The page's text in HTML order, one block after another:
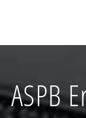
ASPB